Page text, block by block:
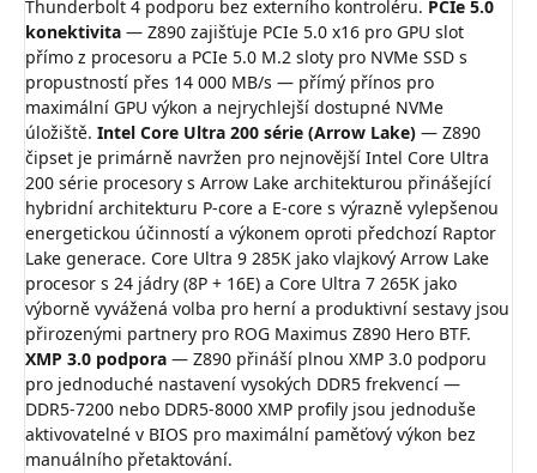
Thunderbolt 4 podporu bez externího kontroléru. PCIe 5.0
konektivita — Z890 zajišťuje PCIe 5.0 x16 pro GPU slot
přímo z procesoru a PCIe 5.0 M.2 sloty pro NVMe SSD s
propustností přes 14 000 MB/s — přímý přínos pro
maximální GPU výkon a nejrychlejší dostupné NVMe
úložiště. Intel Core Ultra 200 série (Arrow Lake) — Z890
čipset je primárně navržen pro nejnovější Intel Core Ultra
200 série procesory s Arrow Lake architekturou přinášející
hybridní architekturu P-core a E-core s výrazně vylepšenou
energetickou účinností a výkonem oproti předchozí Raptor
Lake generace. Core Ultra 9 285K jako vlajkový Arrow Lake
procesor s 24 jádry (8P + 16E) a Core Ultra 7 265K jako
výborně vyvážená volba pro herní a produktivní sestavy jsou
přirozenými partnery pro ROG Maximus Z890 Hero BTF.
XMP 3.0 podpora — Z890 přináší plnou XMP 3.0 podporu
pro jednoduché nastavení vysokých DDR5 frekvencí —
DDR5-7200 nebo DDR5-8000 XMP profily jsou jednoduše
aktivovatelné v BIOS pro maximální paměťový výkon bez
manuálního přetaktování.